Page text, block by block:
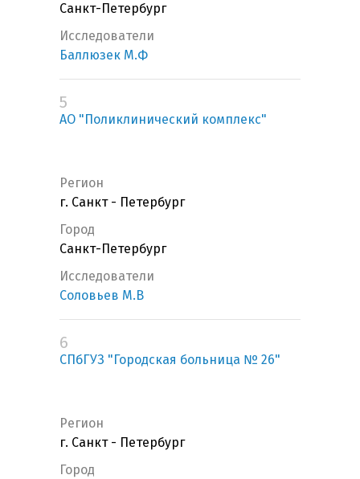
Санкт-Петербург
Исследователи
Баллюзек М.Ф
5
АО "Поликлинический комплекс"
Регион
г. Санкт - Петербург
Город
Санкт-Петербург
Исследователи
Соловьев М.В
6
СПбГУЗ "Городская больница № 26"
Регион
г. Санкт - Петербург
Город